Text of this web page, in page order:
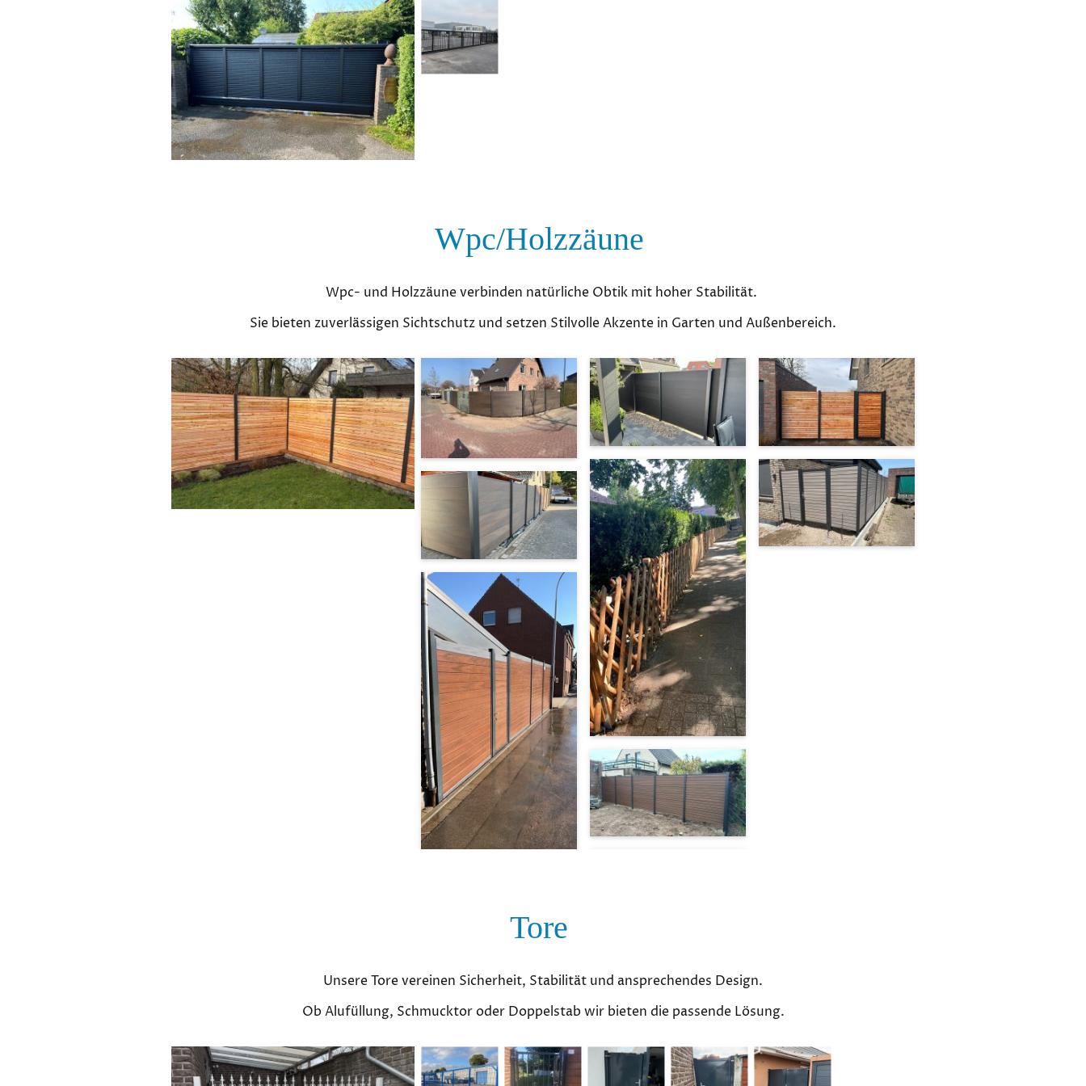
Wpc/Holzzäune
Wpc- und Holzzäune verbinden natürliche Obtik mit hoher Stabilität.
Sie bieten zuverlässigen Sichtschutz und setzen Stilvolle Akzente in Garten und Außenbereich.
Tore
Unsere Tore vereinen Sicherheit, Stabilität und ansprechendes Design.
Ob Alufüllung, Schmucktor oder Doppelstab wir bieten die passende Lösung.